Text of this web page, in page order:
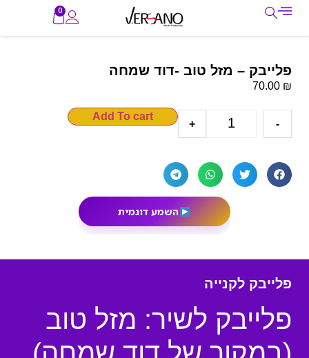
0
פלייבק – מזל טוב -דוד שמחה
70.00 ₪
-
+
Add To cart
השמע דוגמית
פלייבק לקנייה
פלייבק לשיר: מזל טוב